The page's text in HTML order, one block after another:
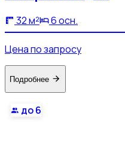
32 м² 6 осн.
Цена по запросу
Подробнее
до 6